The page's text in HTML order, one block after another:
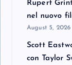
Rupert
nel nuovo
August 5, 2026
Scott
con Taylor